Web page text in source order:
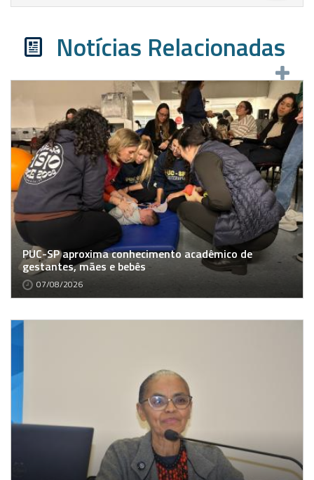
Notícias Relacionadas
PUC-SP aproxima conhecimento acadêmico de
gestantes, mães e bebês
07/08/2026